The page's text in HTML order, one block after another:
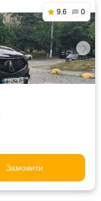
9.6 0
Замовити